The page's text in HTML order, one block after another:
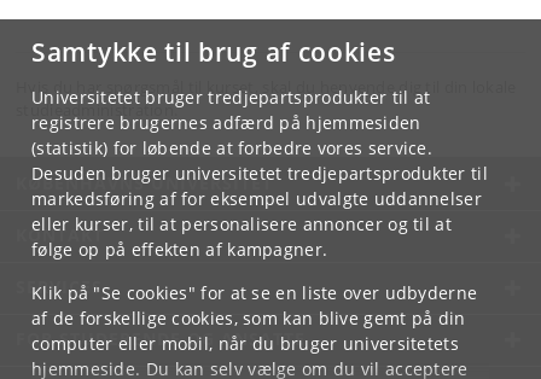
Samtykke til brug af cookies
Universitetet bruger tredjepartsprodukter til at
registrere brugernes adfærd på hjemmesiden
(statistik) for løbende at forbedre vores service.
Desuden bruger universitetet tredjepartsprodukter til
markedsføring af for eksempel udvalgte uddannelser
eller kurser, til at personalisere annoncer og til at
følge op på effekten af kampagner.
Klik på "Se cookies" for at se en liste over udbyderne
af de forskellige cookies, som kan blive gemt på din
computer eller mobil, når du bruger universitetets
hjemmeside. Du kan selv vælge om du vil acceptere
Hvis du har spørgsmål til kurset, skal du henvende dig til din lokale
studieadministration.
KØBENHAVNS UNIVERSITET
KONTAKT
SERVICES
FOR STUDERENDE OG ANSATTE